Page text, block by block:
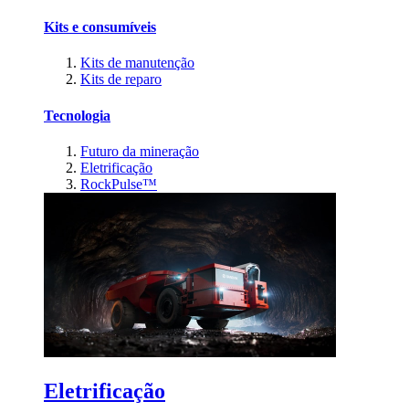
Kits e consumíveis
Kits de manutenção
Kits de reparo
Tecnologia
Futuro da mineração
Eletrificação
RockPulse™
Eletrificação